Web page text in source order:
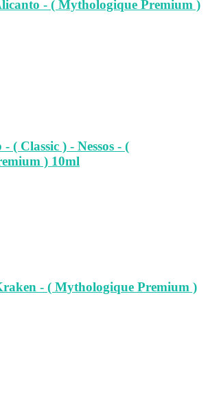
- ( Mythologique Premium )
( Classic ) - Nessos - (
) 10ml
- ( Mythologique Premium )